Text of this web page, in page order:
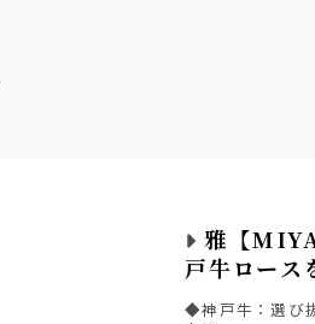
雅【
戸牛ロース
◆神戸牛：選び